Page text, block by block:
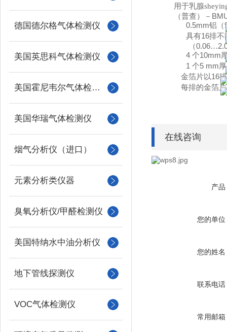
德国德尔格气体检测仪
美国英思科气体检测仪
美国霍尼韦尔气体检测仪
美国华瑞气体检测仪
烟气分析仪（进口）
元素分析类仪器
臭氧分析仪/甲醛检测仪
美国特纳水中油分析仪
地下管线探测仪
VOC气体检测仪
用于乳腺
（普查）－
0.5mm铝（
具有16排不
（0.06…
4 个10mm
1 个5 mm厚
金箔片以16
每排的金箔
在线咨询
产品
您的单位
您的姓名
联系电话
常用邮箱